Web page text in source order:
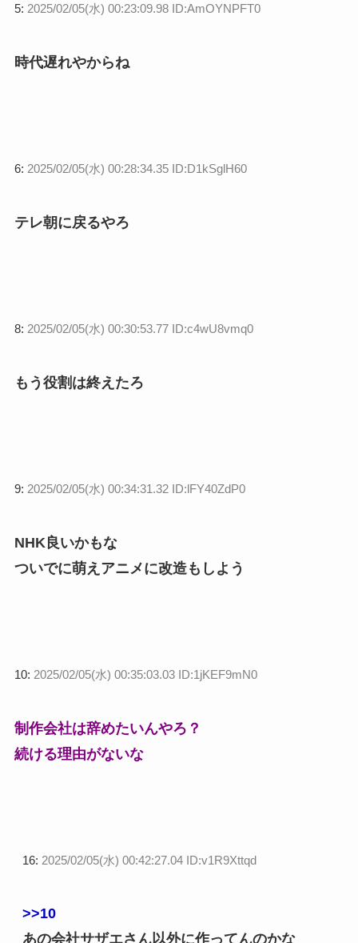
5: 2025/02/05(水) 00:23:09.98 ID:AmOYNPFT0
時代遅れやからね
6: 2025/02/05(水) 00:28:34.35 ID:D1kSglH60
テレ朝に戻るやろ
8: 2025/02/05(水) 00:30:53.77 ID:c4wU8vmq0
もう役割は終えたろ
9: 2025/02/05(水) 00:34:31.32 ID:lFY40ZdP0
NHK良いかもな
ついでに萌えアニメに改造もしよう
10: 2025/02/05(水) 00:35:03.03 ID:1jKEF9mN0
制作会社は辞めたいんやろ？
続ける理由がないな
16: 2025/02/05(水) 00:42:27.04 ID:v1R9Xttqd
>>10
あの会社サザエさん以外に作ってんのかな